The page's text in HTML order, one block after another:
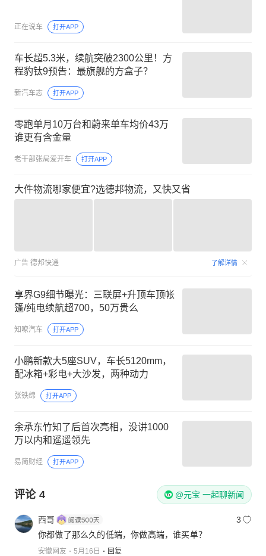
正在说车 打开APP
车长超5.3米，续航突破2300公里！方
程豹钛9预告：最旗舰的方盒子？
新汽车志 打开APP
零跑单月10万台和蔚来单车均价43万
谁更有含金量
老干部张局爱开车 打开APP
大件物流哪家便宜?选德邦物流，又快又省
广告 德邦快递 了解详情
享界G9细节曝光：三联屏+升顶车顶帐
篷/纯电续航超700，50万贵么
知嘹汽车 打开APP
小鹏新款大5座SUV，车长5120mm，
配冰箱+彩电+大沙发，两种动力
张铁绵 打开APP
余承东竹知了后首次亮相，没讲1000
万以内和遥遥领先
易简财经 打开APP
评论 4 @元宝 一起聊新闻
西哥
3
你都做了那么久的低端，你做高端，谁买单？
安徽网友 5月16日 回复